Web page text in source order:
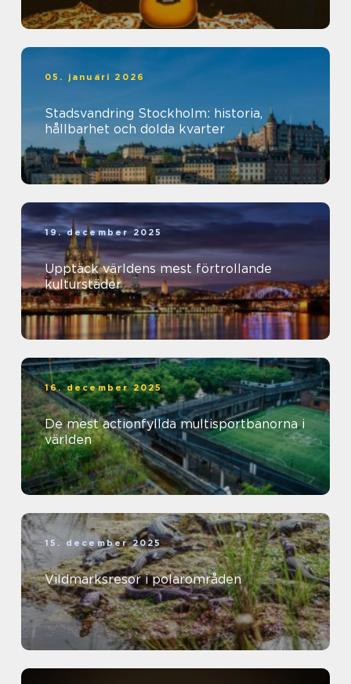
05. januari 2026
Stadsvandring Stockholm: historia,
hållbarhet och dolda kvarter
19. december 2025
Upptäck världens mest förtrollande
kulturstäder
16. december 2025
De mest actionfyllda multisportbanorna i
världen
15. december 2025
Vildmarksresor i polarområden